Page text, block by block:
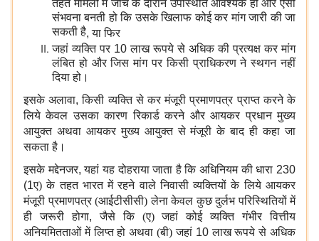
तहत मामलों में जांच के दौरान उपस्थिति आवश्यक हो और ऐसी
संभवना बनती हो कि उसके खिलाफ कोई कर मांग जारी की जा
सकती है,या फिर
जहां व्यक्ति पर 10लाख रूपये से अधिक की प्रत्यक्ष कर मांग
लंबित हो और जिस मांग पर किसी प्राधिकरण ने स्थगन नहीं
दिया हो।
इसके अलावा,किसी व्यक्ति से कर मंजूरी प्रमाणपत्र प्राप्त करने के
लिये केवल उसका कारण रिकार्ड करने और आयकर प्रधान मुख्य
आयुक्त अथवा आयकर मुख्य आयुक्त से मंजूरी के बाद ही कहा जा
सकता है।
इसके मद्देनजर,यहां यह दोहराया जाता है कि अधिनियम की धारा230
(1ए) के तहत भारत में रहने वाले निवासी व्यक्तियों के लिये आयकर
मंजूरी प्रमाणपत्र (आईटीसीसी) लेना केवल कुछ दुर्लभ परिस्थितियों में
ही जरूरी होगा,जैसे कि (ए) जहां कोई व्यक्ति गंभीर वित्तीय
अनियमितताओं में लिप्त हो अथवा (बी) जहां 10लाख रूपये से अधिक